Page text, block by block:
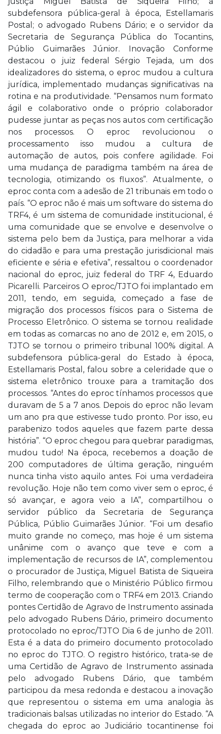
subdefensora pública-geral à época, Estellamaris
Postal; o advogado Rubens Dário; e o servidor da
Secretaria de Segurança Pública do Tocantins,
Públio Guimarães Júnior. Inovação Conforme
destacou o juiz federal Sérgio Tejada, um dos
idealizadores do sistema, o eproc mudou a cultura
jurídica, implementado mudanças significativas na
rotina e na produtividade. “Pensamos num formato
ágil e colaborativo onde o próprio colaborador
pudesse juntar as peças nos autos com certificação
nos processos. O eproc revolucionou o
processamento isso mudou a cultura de
automação de autos, pois confere agilidade. Foi
uma mudança de paradigma também na área de
tecnologia, otimizando os fluxos”. Atualmente, o
eproc conta com a adesão de 21 tribunais em todo o
país. “O eproc não é mais um software do sistema do
TRF4, é um sistema de comunidade institucional, é
uma comunidade que se envolve e desenvolve o
sistema pelo bem da Justiça, para melhorar a vida
do cidadão e para uma prestação jurisdicional mais
eficiente e séria e efetiva”, ressaltou o coordenador
nacional do eproc, juiz federal do TRF 4, Eduardo
Picarelli. Parceiros O eproc/TJTO foi implantado em
2011, tendo, em seguida, começado a fase de
migração dos processos físicos para o Sistema de
Processo Eletrônico. O sistema se tornou realidade
em todas as comarcas no ano de 2012 e, em 2015, o
TJTO se tornou o primeiro tribunal 100% digital. A
subdefensora pública-geral do Estado à época,
Estellamaris Postal, falou sobre a celeridade que o
sistema eletrônico trouxe para a tramitação dos
processos. “Antes do eproc tínhamos processos que
duravam de 5 a 7 anos. Depois do eproc não levam
um ano pra que estivesse tudo pronto. Por isso, eu
parabenizo todos aqueles que fazem parte dessa
história”. “O eproc chegou para quebrar paradigmas,
mudou tudo! Na época, recebemos a doação de
200 computadores de última geração, ninguém
nunca tinha visto aquilo antes. Foi uma verdadeira
revolução. Hoje não tem como viver sem o eproc, é
só avançar, e agora veio a IA”, compartilhou o
servidor público da Secretaria de Segurança
Pública, Públio Guimarães Júnior. “Foi um desafio
muito grande no começo, mas hoje é um sistema
unânime com o avanço que teve e com a
implementação de recursos de IA”, complementou
o procurador de Justiça, Miguel Batista de Siqueira
Filho, relembrando que o Ministério Público firmou
termo de cooperação com o TRF4 em 2013. Criando
pontes Certidão de Agravo de Instrumento assinada
pelo advogado Rubens Dário, primeiro documento
protocolado no eproc/TJTO Dia 6 de junho de 2011.
Esta é a data do primeiro documento protocolado
no eproc do TJTO. O registro histórico, trata-se de
uma Certidão de Agravo de Instrumento assinada
pelo advogado Rubens Dário, que também
participou da mesa redonda e destacou a inovação
que representou o sistema em uma analogia às
tradicionais balsas utilizadas no interior do Estado. “A
chegada do eproc ao Judiciário tocantinense foi